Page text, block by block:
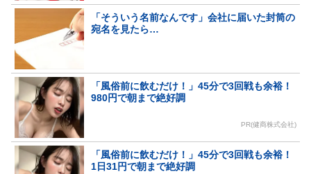
「そういう名前なんです」会社に届いた封筒の
宛名を見たら…
「風俗前に飲むだけ！」45分で3回戦も余裕！
980円で朝まで絶好調
PR(健商株式会社)
「風俗前に飲むだけ！」45分で3回戦も余裕！
1日31円で朝まで絶好調